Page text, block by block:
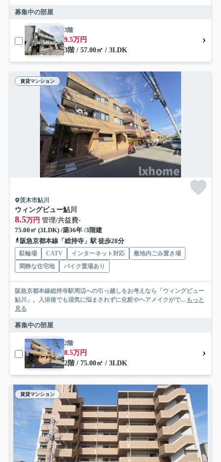
募集中の部屋
3階
9.5万円
3階 / 57.00㎡ / 3LDK
賃貸マンション
茨木市鮎川
ウィングビュー鮎川
8.5万円 管理/共益費-
75.00㎡ (3LDK) /築36年 /3階建
阪急京都本線「総持寺」駅 徒歩28分
駐輪場 CATV インターネット対応
敷地内ごみ置き場
閑静な住宅地
バイク置場あり
阪急京都本線総持寺駅周辺への引っ越しをお考えなら「ウィングビュー
鮎川」。入浴後でも湿気に悩まされずに化粧やヘアメイクがで... もっと
見る
募集中の部屋
2階
8.5万円
2階 / 75.00㎡ / 3LDK
賃貸マンション